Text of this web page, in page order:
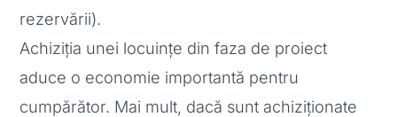
rezervării).
Achiziția unei locuințe din faza de proiect
aduce o economie importantă pentru
cumpărător. Mai mult, dacă sunt achiziționate